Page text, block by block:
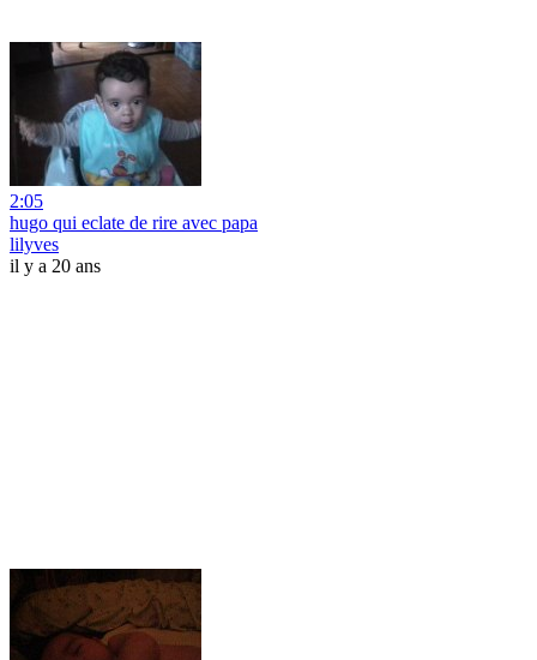
2:05
hugo qui eclate de rire avec papa
lilyves
il y a 20 ans